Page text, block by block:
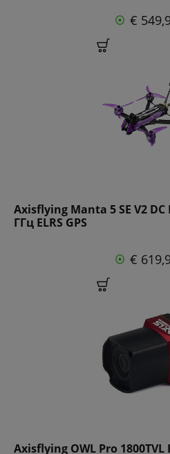
€
Axisflying Manta 5 SE V2 DC
ГГц ELRS GPS
€
Axisflying OWL Pro 1800TVL